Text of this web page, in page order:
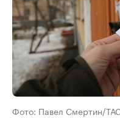
Фото: Павел Смертин/